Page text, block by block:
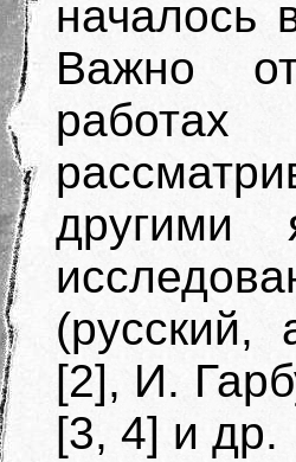
началось
Важно
другими
(русский,
[2], И.
[3, 4] и др.